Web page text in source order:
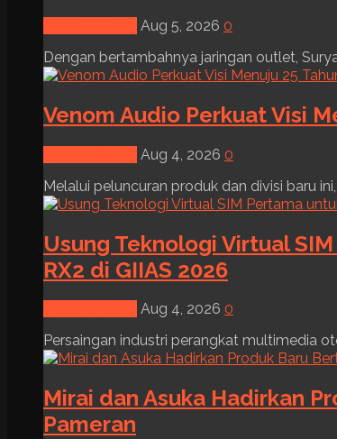
Aug 5, 2026 0
Dengan bertambahnya jaringan outlet,
Venom Audio Perkuat Visi
Aug 4, 2026 0
Melalui peluncuran produk dan divisi baru
Usung Teknologi Virtual
RX2 di GIIAS 2026
Aug 4, 2026 0
Persaingan industri perangkat multimedia
Mirai dan Asuka Hadirkan
Pameran